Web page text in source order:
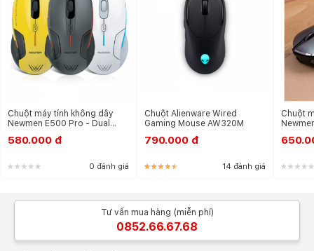
Chuột máy tính không dây
Newmen E500 Pro - Dual
580.000 đ
0 đánh giá
Chuột Alienware Wired
Gaming Mouse AW320M
790.000 đ
14 đánh giá
Chuột
Tư vấn mua hàng (miễn phí)
0852.66.67.68